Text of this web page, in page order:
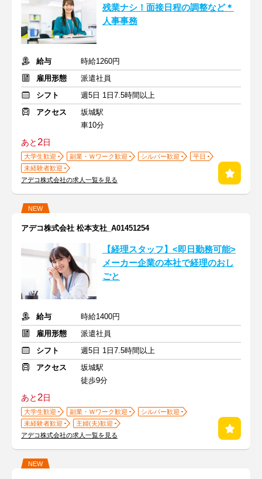
残業ナシ！面接日程の調整など＊
人事事務
給与
時給1260円
雇用形態
派遣社員
シフト
週5日 1日7.5時間以上
アクセス
坂城駅
車10分
あと2日
大学生歓迎 副業・Ｗワーク歓迎 シルバー歓迎
平日
未経験者歓迎
アデコ株式会社の求人一覧を見る
NEW
アデコ株式会社 松本支社_A01451254
【経理スタッフ】<即日勤務可能>
メーカー企業の本社で経理のおし
ごと
給与
時給1400円
雇用形態
派遣社員
シフト
週5日 1日7.5時間以上
アクセス
坂城駅
徒歩9分
あと2日
大学生歓迎 副業・Ｗワーク歓迎
シルバー歓迎
未経験者歓迎
主婦(夫)歓迎
アデコ株式会社の求人一覧を見る
NEW